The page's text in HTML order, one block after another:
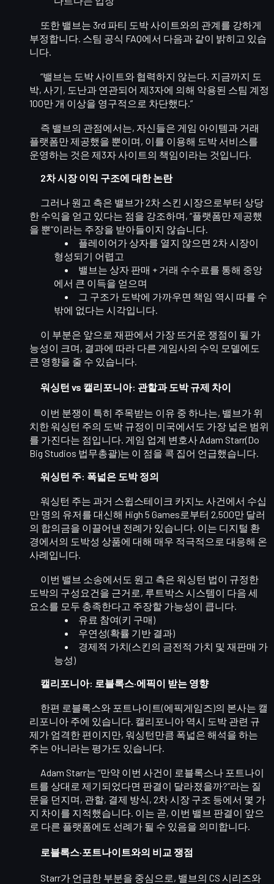
또한 밸브는 3rd 파티 도박 사이트와의 관계를 강하게
부정합니다. 스팀 공식 FAQ에서 다음과 같이 밝히고 있습
니다.
“밸브는 도박 사이트와 협력하지 않는다. 지금까지 도
박, 사기, 도난과 연관되어 제3자에 의해 악용된 스팀 계정
100만 개 이상을 영구적으로 차단했다.”
즉 밸브의 관점에서는, 자신들은 게임 아이템과 거래
플랫폼만 제공했을 뿐이며, 이를 이용해 도박 서비스를
운영하는 것은 제3자 사이트의 책임이라는 것입니다.
2차 시장 이익 구조에 대한 논란
그러나 원고 측은 밸브가2차 스킨 시장으로부터 상당
한 수익을 얻고 있다는 점을 강조하며, “플랫폼만 제공했
을 뿐”이라는 주장을 받아들이지 않습니다.
플레이어가 상자를 열지 않으면 2차 시장이
형성되기 어렵고
밸브는 상자 판매 + 거래 수수료를 통해 중앙
에서 큰 이득을 얻으며
그 구조가 도박에 가까우면 책임 역시 따를 수
밖에 없다는 시각입니다.
이 부분은 앞으로 재판에서 가장 뜨거운 쟁점이 될 가
능성이 크며, 결과에 따라 다른 게임사의 수익 모델에도
큰 영향을 줄 수 있습니다.
워싱턴 vs 캘리포니아: 관할과 도박 규제 차이
이번 분쟁이 특히 주목받는 이유 중 하나는, 밸브가 위
치한워싱턴 주의 도박 규정이 미국에서도 가장 넓은 범위
를 가진다는 점입니다. 게임 업계 변호사 Adam Starr(Do
Big Studios 법무총괄)는 이 점을 콕 집어 언급했습니다.
워싱턴 주: 폭넓은 도박 정의
워싱턴 주는 과거 스윕스테이크 카지노 사건에서 수십
만 명의 유저를 대신해 High 5 Games로부터 2,500만 달러
의 합의금을 이끌어낸 전례가 있습니다. 이는 디지털 환
경에서의 도박성 상품에 대해 매우 적극적으로 대응해 온
사례입니다.
이번 밸브 소송에서도 원고 측은 워싱턴 법이 규정한
도박의 구성요건을 근거로, 루트박스 시스템이 다음 세
요소를 모두 충족한다고 주장할 가능성이 큽니다.
유료 참여(키 구매)
우연성(확률 기반 결과)
경제적 가치(스킨의 금전적 가치 및 재판매 가
능성)
캘리포니아: 로블록스·에픽이 받는 영향
한편 로블록스와 포트나이트(에픽게임즈)의 본사는 캘
리포니아 주에 있습니다. 캘리포니아 역시 도박 관련 규
제가 엄격한 편이지만, 워싱턴만큼 폭넓은 해석을 하는
주는 아니라는 평가도 있습니다.
Adam Starr는 “만약 이번 사건이 로블록스나 포트나이
트를 상대로 제기되었다면 판결이 달라졌을까?”라는 질
문을 던지며, 관할, 결제 방식, 2차 시장 구조 등에서 몇 가
지 차이를 지적했습니다. 이는 곧, 이번 밸브 판결이 앞으
로 다른 플랫폼에도 선례가 될 수 있음을 의미합니다.
로블록스·포트나이트와의 비교 쟁점
Starr가 언급한 부분을 중심으로, 밸브의 CS 시리즈와